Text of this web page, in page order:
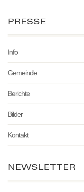
PRESSE
Info
Gemeinde
Berichte
Bilder
Kontakt
NEWSLETTER